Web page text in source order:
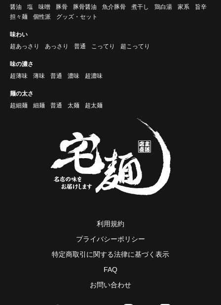
醤油
塩 味噌 豚骨 豚骨醤油 魚介豚骨 煮干し 鶏白湯 家系
旨辛
担々麺
個性派 グッズ・セット
味わい
超あっさり
あっさり 普通 こってり 超こってり
味の濃さ
超薄味
薄味 普通 濃味 超濃味
麺の太さ
超細麺
細麺 普通 太麺 超太麺
利用規約
プライバシーポリシー
特定商取引に関する法律に基づく表示
FAQ
お問い合わせ